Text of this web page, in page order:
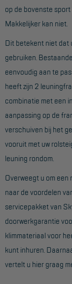
Trap onderdelen
Schraag
Veiligheid sets
Harnas gordels
Anker middelen
Reddingsmiddelen
ACTIES
op de bovenste
Makkelijker kan niet.
Dit betekent niet dat
gebruiken.
eenvoudig aan te
heeft zijn 2
combinatie met een
aanpassing op de
verschuiven bij het
vooruit met uw
leuning rondom.
Overweegt u om
naar de voordelen
servicepakket van
doorwerkgarantie
klimmateriaal voor
kunt inhuren.
vertelt u hier graag